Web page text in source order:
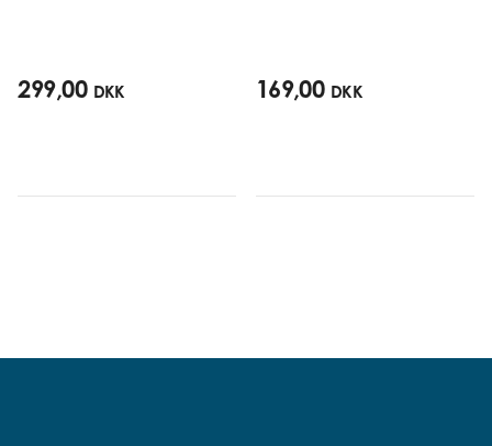
299,00 DKK 169,00 DKK